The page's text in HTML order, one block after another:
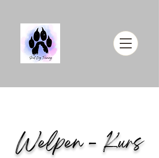
Welpen - Kurs